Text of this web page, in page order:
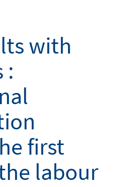
with
:
first
labour